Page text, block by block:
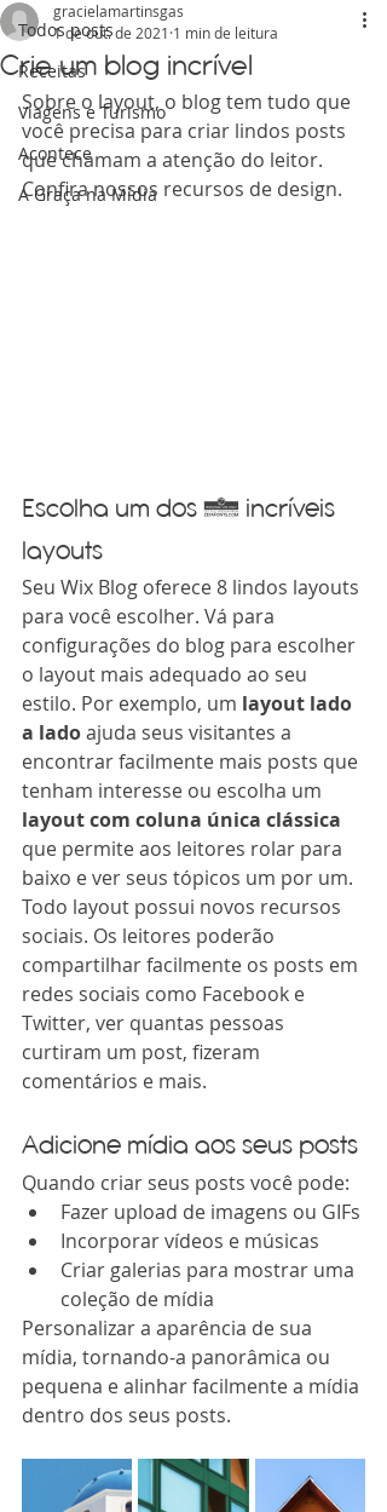
Todos posts
Receitas
Viagens e Turismo
Acontece
A Graça na Mídia
Crie um blog incrível
gracielamartinsgas
1 de out. de 2021 1 min de leitura
Sobre o layout, o blog tem tudo que
você precisa para criar lindos posts
que chamam a atenção do leitor.
Confira nossos recursos de design.
Escolha um dos 8 incríveis
layouts
Seu Wix Blog oferece 8 lindos layouts
para você escolher. Vá para
configurações do blog para escolher
o layout mais adequado ao seu
estilo. Por exemplo, um layout lado
a lado ajuda seus visitantes a
encontrar facilmente mais posts que
tenham interesse ou escolha um
layout com coluna única clássica
que permite aos leitores rolar para
baixo e ver seus tópicos um por um.
Todo layout possui novos recursos
sociais. Os leitores poderão
compartilhar facilmente os posts em
redes sociais como Facebook e
Twitter, ver quantas pessoas
curtiram um post, fizeram
comentários e mais.
Adicione mídia aos seus posts
Quando criar seus posts você pode:
Fazer upload de imagens ou GIFs
Incorporar vídeos e músicas
Criar galerias para mostrar uma
coleção de mídia
Personalizar a aparência de sua
mídia, tornando-a panorâmica ou
pequena e alinhar facilmente a mídia
dentro dos seus posts.